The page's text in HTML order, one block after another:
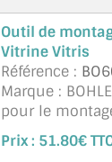
Outil de
Vitrine Vitris
Référence :
Marque :
pour le
des roulettes
vente : 1 pià¨ce
Prix : 51.80€